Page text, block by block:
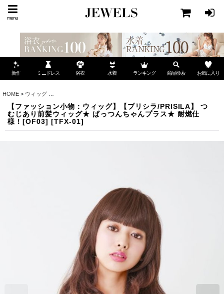
menu
新作 ミニドレス 浴衣 水着 ランキング 商品検索 お気に入り
HOME > ウィッグ
【ファッション小物：ウィッグ】【プリシラ/PRISILA】 つ
むじあり前髪ウィッグ★ ぱっつんちゃんプラス★ 耐燃仕
様！[OF03] [TFX-01]